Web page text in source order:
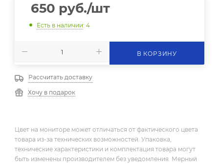
650 руб./шт
Есть в наличии: 4
В КОРЗИНУ
Рассчитать доставку
Хочу в подарок
Цвет на мониторе может отличаться от фактического цвета
товара из-за технических возможностей. Упаковка,
технические характеристики и комплектация товара могут
быть изменены производителем без уведомления. Мерный